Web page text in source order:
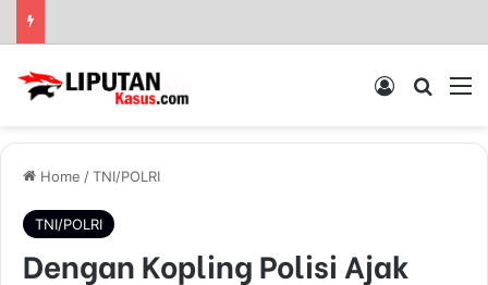
Log In
Home /TNI/POLRI
TNI/POLRI
Dengan Kopling Polisi Ajak